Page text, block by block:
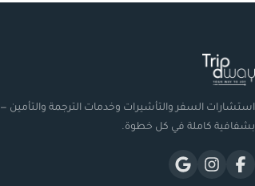
استشارات السفر والتأشيرات وخدمات الترجمة والتأمين —
بشفافية كاملة في كل خطوة.